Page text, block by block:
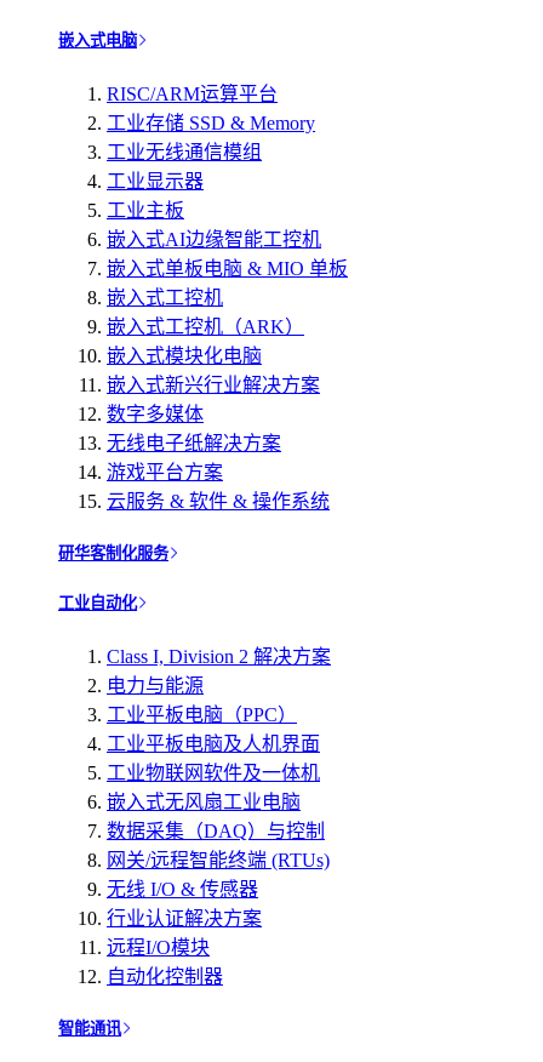
嵌入式电脑
RISC/ARM运算平台
工业存储 SSD & Memory
工业无线通信模组
工业显示器
工业主板
嵌入式AI边缘智能工控机
嵌入式单板电脑 & MIO 单板
嵌入式工控机
嵌入式工控机（ARK）
嵌入式模块化电脑
嵌入式新兴行业解决方案
数字多媒体
无线电子纸解决方案
游戏平台方案
云服务 & 软件 & 操作系统
研华客制化服务
工业自动化
Class I, Division 2 解决方案
电力与能源
工业平板电脑（PPC）
工业平板电脑及人机界面
工业物联网软件及一体机
嵌入式无风扇工业电脑
数据采集（DAQ）与控制
网关/远程智能终端 (RTUs)
无线 I/O & 传感器
行业认证解决方案
远程I/O模块
自动化控制器
智能通讯